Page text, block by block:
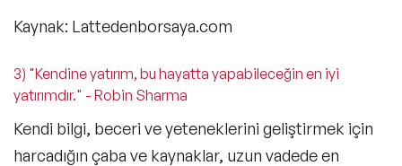
Kaynak: Lattedenborsaya.com
3) "Kendine yatırım, bu hayatta yapabileceğin en iyi
yatırımdır." - Robin Sharma
Kendi bilgi, beceri ve yeteneklerini geliştirmek için
harcadığın çaba ve kaynaklar, uzun vadede en